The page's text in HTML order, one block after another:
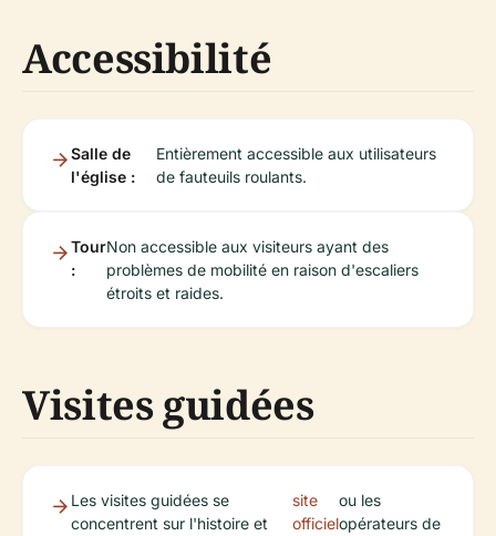
Accessibilité
Salle de
l'église :
Entièrement accessible aux utilisateurs
de fauteuils roulants.
Tour
:
Non accessible aux visiteurs ayant des
problèmes de mobilité en raison d'escaliers
étroits et raides.
Visites guidées
Les visites guidées se
concentrent sur l'histoire et
site
officiel
ou les
opérateurs de